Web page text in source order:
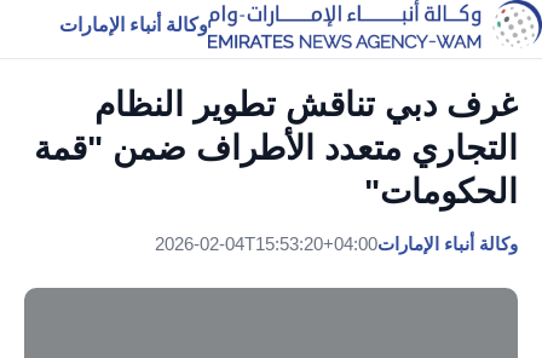
وكالة أنباء الإمارات
غرف دبي تناقش تطوير النظام
التجاري متعدد الأطراف ضمن "قمة
الحكومات"
وكالة أنباء الإمارات2026-02-04T15:53:20+04:00